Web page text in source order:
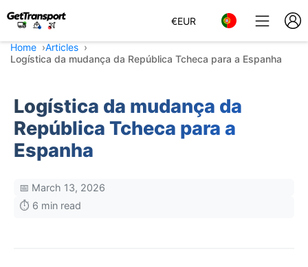
€EUR
Home
Articles
Logística da mudança da República Tcheca para a Espanha
Logística da mudança da
República Tcheca para a
Espanha
📅 March 13, 2026
⏱️ 6 min read